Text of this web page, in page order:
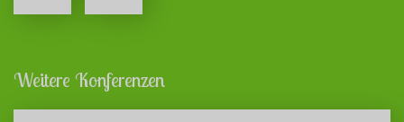
Weitere Konferenzen